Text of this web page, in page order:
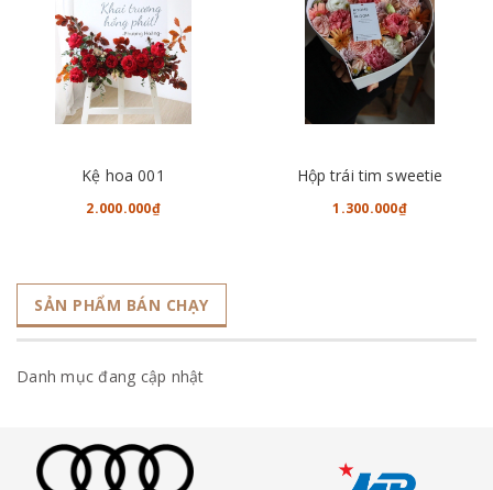
Kệ hoa 001
2.000.000₫
Hộp trái tim sweetie
1.300.000₫
SẢN PHẨM BÁN CHẠY
Danh mục đang cập nhật